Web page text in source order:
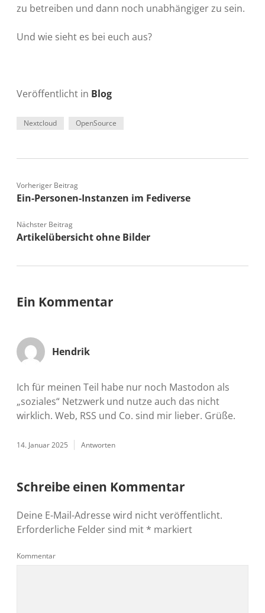
zu betreiben und dann noch unabhängiger zu sein.
Und wie sieht es bei euch aus?
Veröffentlicht in Blog
Nextcloud OpenSource
Vorheriger Beitrag
Ein-Personen-Instanzen im Fediverse
Nächster Beitrag
Artikelübersicht ohne Bilder
Ein Kommentar
Hendrik
Ich für meinen Teil habe nur noch Mastodon als
„soziales“ Netzwerk und nutze auch das nicht
wirklich. Web, RSS und Co. sind mir lieber. Grüße.
14. Januar 2025 Antworten
Schreibe einen Kommentar
Deine E-Mail-Adresse wird nicht veröffentlicht.
Erforderliche Felder sind mit * markiert
Kommentar